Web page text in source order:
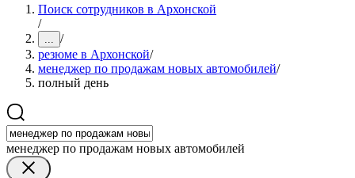
Поиск сотрудников в Архонской
/
... /
резюме в Архонской/
менеджер по продажам новых автомобилей/
полный день
менеджер по продажам новых автомобилей